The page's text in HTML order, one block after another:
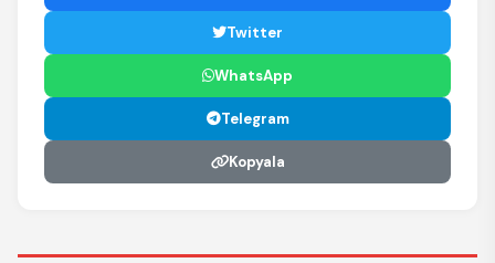
Twitter
WhatsApp
Telegram
Kopyala